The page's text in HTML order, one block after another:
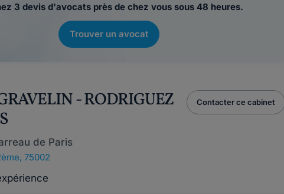
3 devis d'avocats près de chez vous sous 48 heures.
Trouver un avocat
- RODRIGUEZ
de Paris
75002
Contacter ce cabinet